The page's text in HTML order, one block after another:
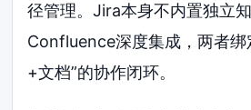
径管理。Jira本身不内置独立
Confluence深度集成，两者绑
+文档”的协作闭环。